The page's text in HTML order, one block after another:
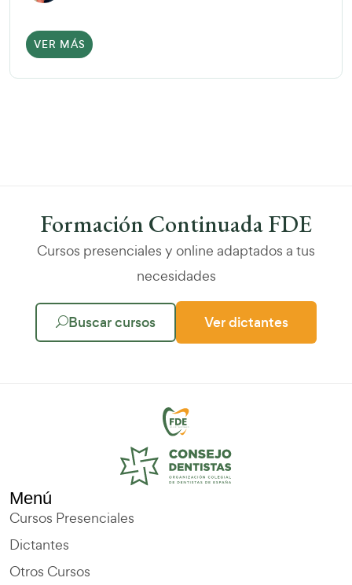
VER MÁS
Formación Continuada FDE
Cursos presenciales y online adaptados a tus
necesidades
Buscar cursos Ver dictantes
Menú
Cursos Presenciales
Dictantes
Otros Cursos